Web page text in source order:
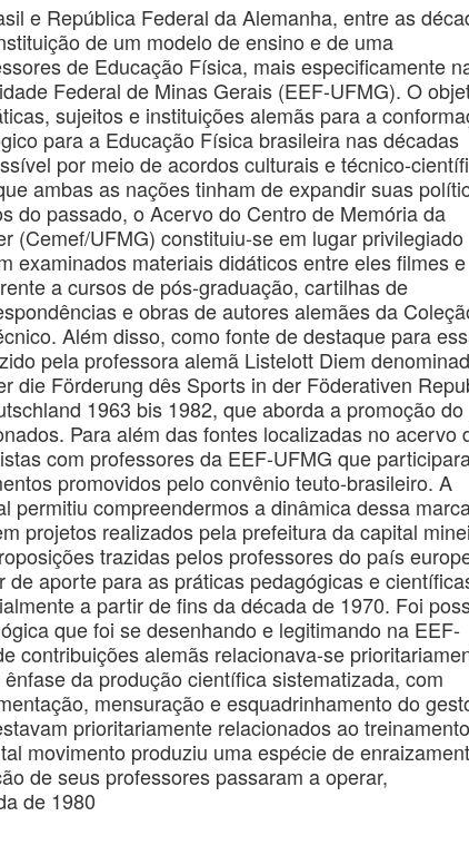
e República Federal da Alemanha, entre as
de um modelo de ensino e de uma
de Educação Física, mais especificamente
Federal de Minas Gerais (EEF-UFMG). O
sujeitos e instituições alemãs para a
para a Educação Física brasileira nas décadas
por meio de acordos culturais e técnico-
ambas as nações tinham de expandir suas
do passado, o Acervo do Centro de Memória da
(Cemef/UFMG) constituiu-se em lugar privilegiado
examinados materiais didáticos entre eles filmes e
a cursos de pós-graduação, cartilhas de
e obras de autores alemães da
Além disso, como fonte de destaque para
pela professora alemã Listelott Diem
die Förderung dês Sports in der Föderativen
1963 bis 1982, que aborda a promoção do
Para além das fontes localizadas no acervo
com professores da EEF-UFMG que
promovidos pelo convênio teuto-brasileiro. A
permitiu compreendermos a dinâmica dessa
projetos realizados pela prefeitura da capital
trazidas pelos professores do país
aporte para as práticas pedagógicas e
a partir de fins da década de 1970. Foi
que foi se desenhando e legitimando na EEF-
contribuições alemãs relacionava-se
da produção científica sistematizada, com
mensuração e esquadrinhamento do
prioritariamente relacionados ao treinamento
movimento produziu uma espécie de
de seus professores passaram a operar,
de 1980